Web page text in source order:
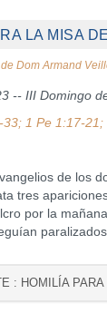
LA MISA
Dom Armand
-- III Domingo
1 Pe 1:17-
de los
tres
por la
: HOMILÍA